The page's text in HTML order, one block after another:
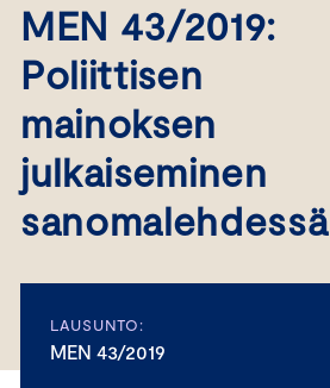
MEN 43/2019:
Poliittisen
mainoksen
julkaiseminen
sanomalehdessä
LAUSUNTO:
MEN 43/2019